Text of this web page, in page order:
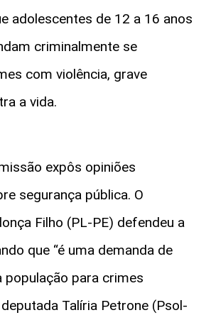
adolescentes de 12 a 16 anos
criminalmente se
com violência, grave
a vida.
expôs opiniões
segurança pública. O
Filho (PL-PE) defendeu a
que “é uma demanda de
população para crimes
Talíria Petrone (Psol-